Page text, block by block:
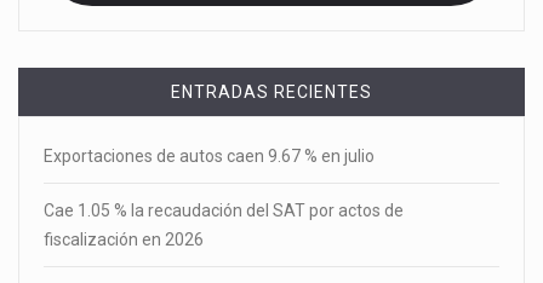
ENTRADAS RECIENTES
Exportaciones de autos caen 9.67 % en julio
Cae 1.05 % la recaudación del SAT por actos de
fiscalización en 2026